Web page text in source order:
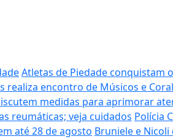
Atletas de Piedade conquistam
realiza encontro de Músicos e
medidas para aprimorar
reumáticas; veja cuidados Polícia
até 28 de agosto Bruniele e